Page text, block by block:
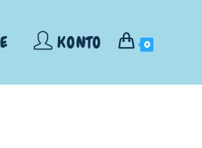
KONTO 0